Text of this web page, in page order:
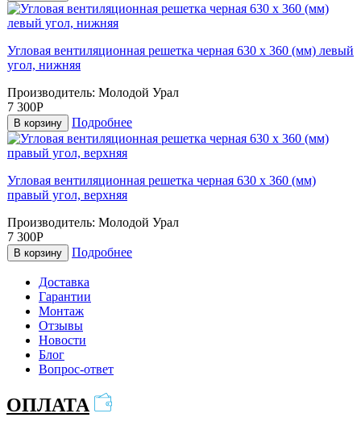
Угловая вентиляционная решетка черная 630 х 360 (мм) левый
угол, нижняя
Производитель: Молодой Урал
7 300Р
В корзину Подробнее
Угловая вентиляционная решетка черная 630 х 360 (мм)
правый угол, верхняя
Производитель: Молодой Урал
7 300Р
В корзину Подробнее
Доставка
Гарантии
Монтаж
Отзывы
Новости
Блог
Вопрос-ответ
ОПЛАТА